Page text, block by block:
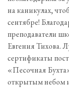
на каникулах,
сентябре!
преподаватели
Евгения Тихова.
сертификаты
«Песочная
открытым небом